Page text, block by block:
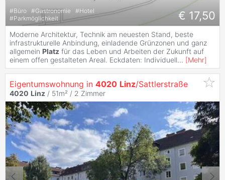
#Büro #Gastronomie #Hotel
#Parkmöglichkeit € 17,50
Moderne Architektur, Technik am neuesten Stand, beste
infrastrukturelle Anbindung, einladende Grünzonen und ganz
allgemein Platz für das Leben und Arbeiten der Zukunft auf
einem offen gestalteten Areal. Eckdaten: Individuell... [Mehr]
Eigentumswohnung in 4020 Linz/Sattlerstraße
4020 Linz / 51m² / 2 Zimmer